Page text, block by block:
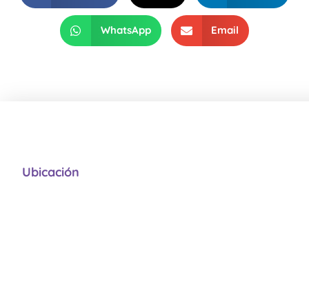
WhatsApp Email
Ubicación